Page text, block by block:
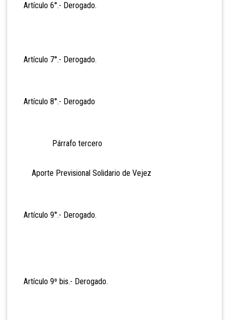
Artículo 6°.- Derogado.
Artículo 7°.- Derogado.
Artículo 8°.- Derogado
Párrafo tercero
Aporte Previsional Solidario de Vejez
Artículo 9°.- Derogado.
Artículo 9º bis.- Derogado.